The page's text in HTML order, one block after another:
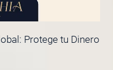
Protege tu Dinero